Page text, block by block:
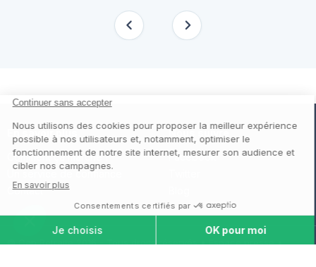
En savoir plus
Comment ça marche ?
Un service de confiance
Contact
Nous suivre
Facebook
© Cap Retraite 2016 - Tous droits réservés •Espace presse•